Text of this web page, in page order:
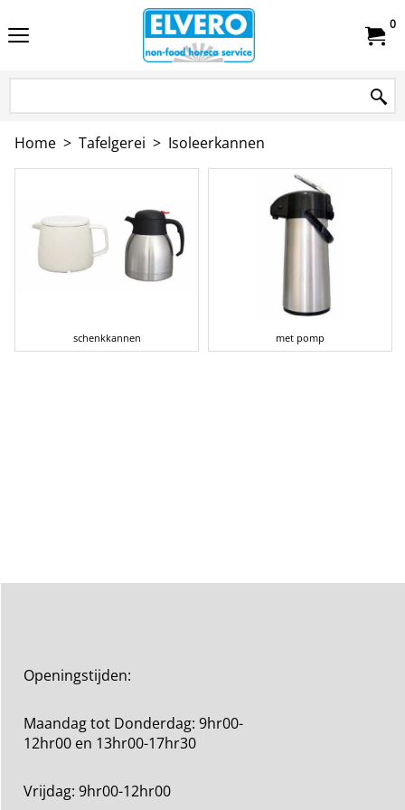
0
Home > Tafelgerei > Isoleerkannen
schenkkannen met pomp
Openingstijden:
Maandag tot Donderdag: 9hr00-
12hr00 en 13hr00-17hr30
Vrijdag: 9hr00-12hr00